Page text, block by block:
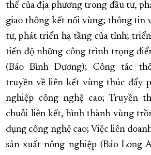
thế của địa phương trong đầu tư,
giao thông kết nối vùng; thông tin
tư, phát triển hạ tầng của tỉnh;
tiến độ những công trình trọng
(Báo Bình Dương); Công tác
truyền về liên kết vùng thúc đẩy
nghiệp công nghệ cao; Truyền
chuỗi liên kết, hình thành vùng
dụng công nghệ cao; Việc liên
sản xuất nông nghiệp (Báo Long